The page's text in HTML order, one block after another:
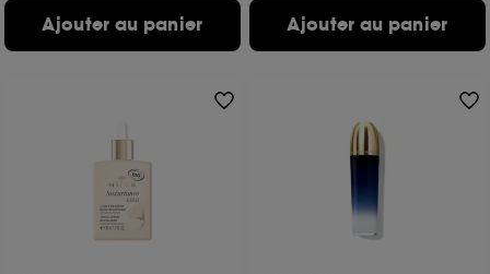
Ajouter au panier Ajouter au panier